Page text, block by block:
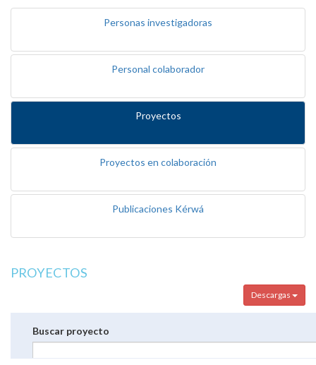
Personas investigadoras
Personal colaborador
Proyectos
Proyectos en colaboración
Publicaciones Kérwá
PROYECTOS
Descargas
Buscar proyecto